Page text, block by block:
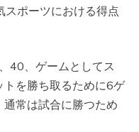
スポーツにおける得点
40、ゲームとしてス
トを勝ち取るために6ゲ
常は試合に勝つため